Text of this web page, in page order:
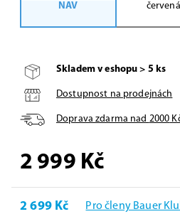
NAV červená
Skladem v eshopu > 5 ks
Dostupnost na prodejnách
Doprava zdarma nad 2000
2 999 Kč
2 699 Kč Pro členy Bauer